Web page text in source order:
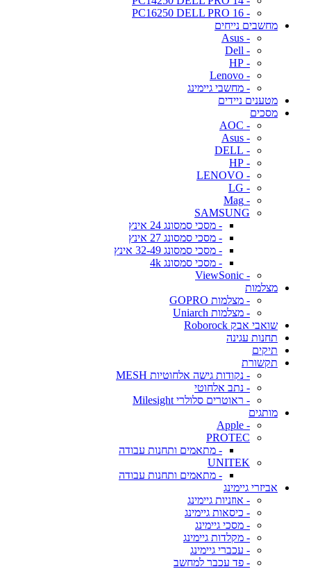
- PC16250 DELL PRO 16
מחשבים נייחים
- Asus
- Dell
- HP
- Lenovo
- מחשבי גיימינג
מטענים ניידים
מסכים
- AOC
- Asus
- DELL
- HP
- LENOVO
- LG
- Mag
SAMSUNG
- מסכי סמסונג 24 אינץ
- מסכי סמסונג 27 אינץ
- מסכי סמסונג 32-49 אינץ
- מסכי סמסונג 4k
- ViewSonic
מצלמות
- מצלמות GOPRO
- מצלמות Uniarch
שואבי אבק Roborock
תחנות עגינה
תיקים
תקשורת
- נקודות גישה אלחוטיות MESH
- נתב אלחוטי
- ראוטרים סלולרי Milesight
מותגים
- Apple
PROTEC
- מתאמים ותחנות עבודה
UNITEK
- מתאמים ותחנות עבודה
אביזרי גיימינג
- אוזניות גיימינג
- כיסאות גיימינג
- מסכי גיימינג
- מקלדות גיימינג
- עכברי גיימינג
- פד עכבר למחשב